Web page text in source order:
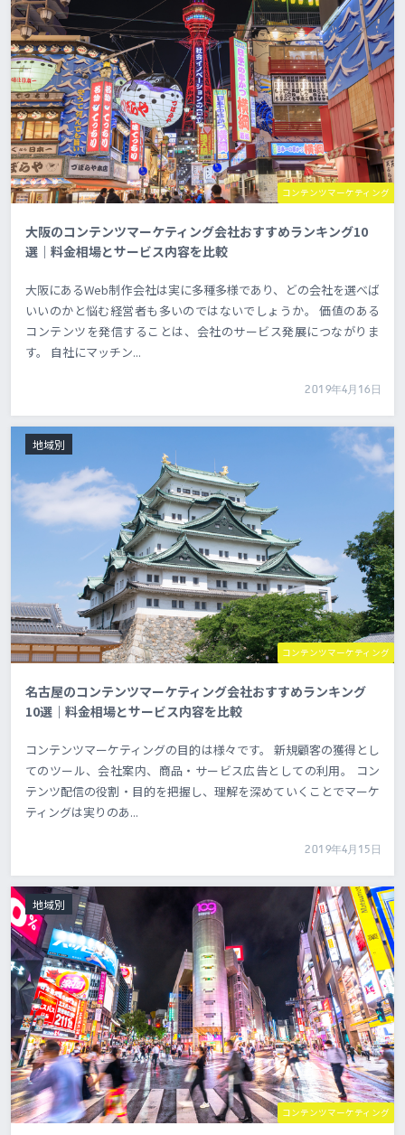
コンテンツマーケティング
大阪のコンテンツマーケティング会社おすすめランキング10
選｜料金相場とサービス内容を比較
大阪にあるWeb制作会社は実に多種多様であり、どの会社を選べば
いいのかと悩む経営者も多いのではないでしょうか。 価値のある
コンテンツを発信することは、会社のサービス発展につながりま
す。 自社にマッチン...
2019年4月16日
コンテンツマーケティング
地域別
名古屋のコンテンツマーケティング会社おすすめランキング
10選｜料金相場とサービス内容を比較
コンテンツマーケティングの目的は様々です。 新規顧客の獲得とし
てのツール、会社案内、商品・サービス広告としての利用。 コン
テンツ配信の役割・目的を把握し、理解を深めていくことでマーケ
ティングは実りのあ...
2019年4月15日
コンテンツマーケティング
地域別